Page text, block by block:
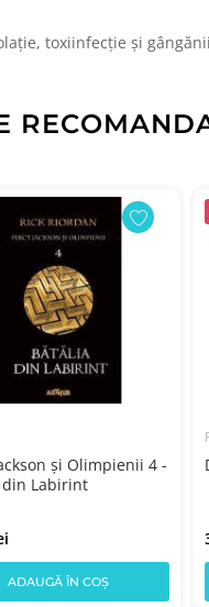
toxiinfecție și
şi Olimpienii 4 -
din Labirint
ADAUGĂ ÎN COȘ